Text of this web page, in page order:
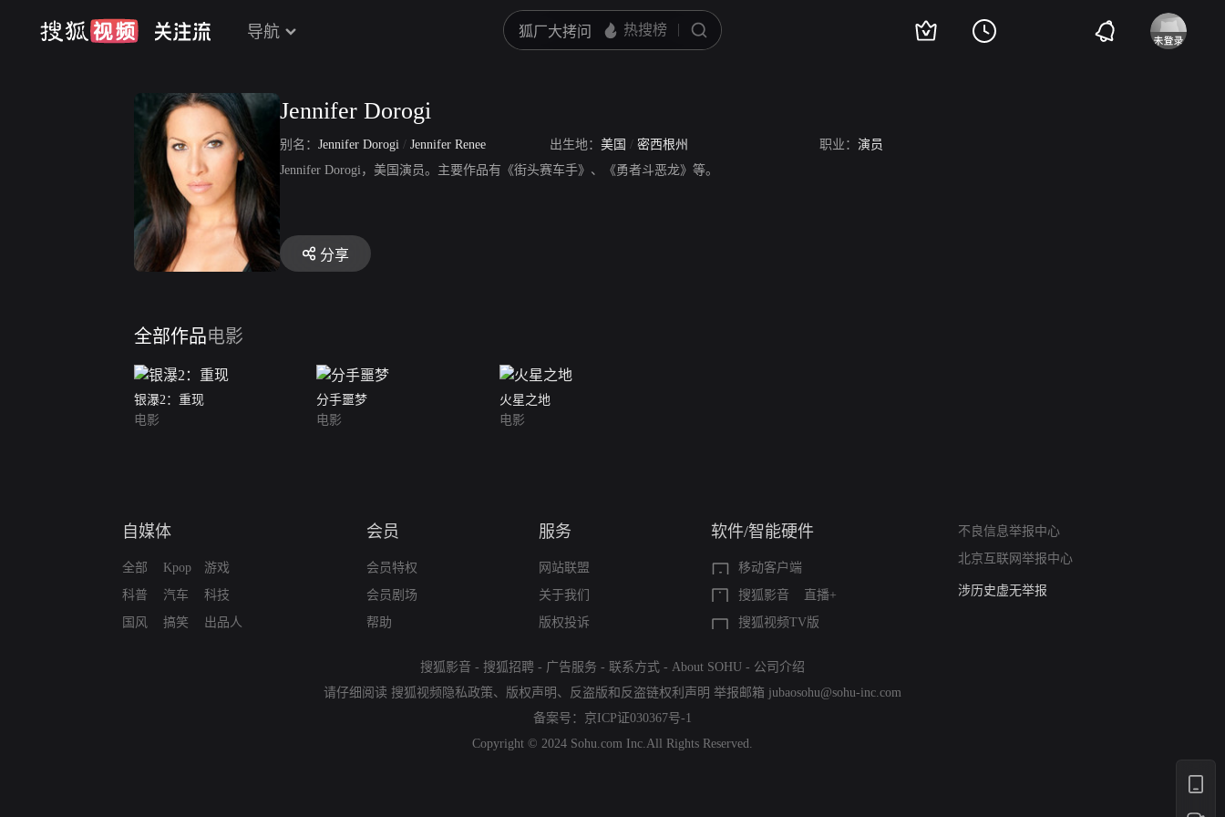
导航
Jennifer Dorogi
别名： Jennifer Dorogi / Jennifer Renee 出生地： 美国 / 密西根州 职业： 演员
Jennifer Dorogi，美国演员。主要作品有《街头赛车手》、《勇者斗恶龙》等。
分享
全部作品电影
银瀑2：重现
电影
分手噩梦
电影
火星之地
电影
自媒体
全部
科普
国风
Kpop
汽车
搞笑
游戏
科技
出品人
会员
会员特权
会员剧场
帮助
服务
网站联盟
关于我们
版权投诉
软件/智能硬件
移动客户端
搜狐影音
直播+
搜狐视频TV版
不良信息举报中心
北京互联网举报中心
亚运会举报专区
涉历史虚无举报
搜狐影音 - 搜狐招聘 - 广告服务 - 联系方式 - About SOHU - 公司介绍
请仔细阅读 搜狐视频隐私政策、 版权声明 、 反盗版和反盗链权利声明 举报邮箱 jubaosohu@sohu-inc.com
备案号： 京ICP证030367号-1
Copyright © 2024 Sohu.com Inc.All Rights Reserved.